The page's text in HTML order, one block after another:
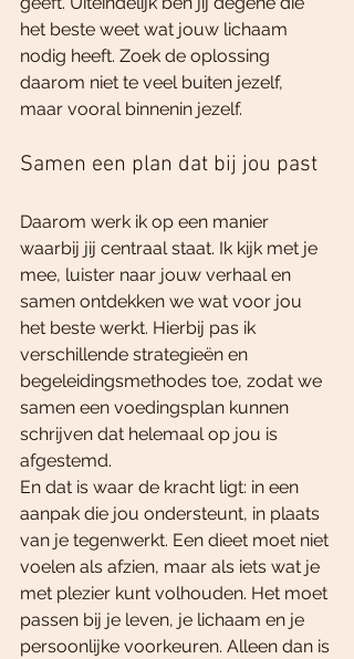
het beste weet wat jouw lichaam
nodig heeft. Zoek de oplossing
daarom niet te veel buiten jezelf,
maar vooral binnenin jezelf.
Samen een plan dat bij jou past
Daarom werk ik op een manier
waarbij jij centraal staat. Ik kijk met je
mee, luister naar jouw verhaal en
samen ontdekken we wat voor jou
het beste werkt. Hierbij pas ik
verschillende strategieën en
begeleidingsmethodes toe, zodat we
samen een voedingsplan kunnen
schrijven dat helemaal op jou is
afgestemd.
En dat is waar de kracht ligt: in een
aanpak die jou ondersteunt, in plaats
van je tegenwerkt. Een dieet moet niet
voelen als afzien, maar als iets wat je
met plezier kunt volhouden. Het moet
passen bij je leven, je lichaam en je
persoonlijke voorkeuren. Alleen dan is